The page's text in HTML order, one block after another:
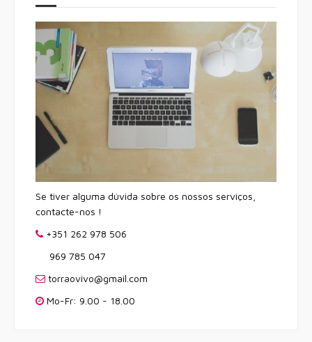
Se tiver alguma dúvida sobre os nossos serviços,
contacte-nos !
+351 262 978 506
969 785 047
torraovivo@gmail.com
Mo-Fr: 9.00 - 18.00